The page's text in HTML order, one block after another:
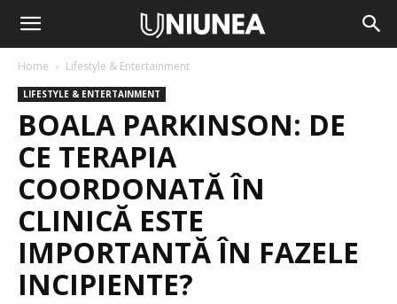
Home Lifestyle & Entertainment
LIFESTYLE & ENTERTAINMENT
BOALA PARKINSON: DE
CE TERAPIA
COORDONATĂ ÎN
CLINICĂ ESTE
IMPORTANTĂ ÎN FAZELE
INCIPIENTE?